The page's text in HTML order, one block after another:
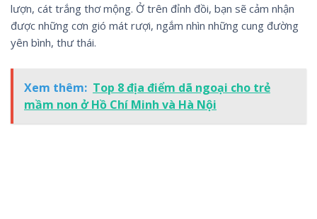
lượn, cát trắng thơ mộng. Ở trên đỉnh đồi, bạn sẽ cảm nhận
được những cơn gió mát rượi, ngắm nhìn những cung đường
yên bình, thư thái.
Xem thêm: Top 8 địa điểm dã ngoại cho trẻ
mầm non ở Hồ Chí Minh và Hà Nội